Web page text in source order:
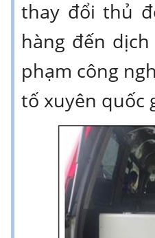
thay đổi thủ
hàng đến
phạm công
tố xuyên quốc